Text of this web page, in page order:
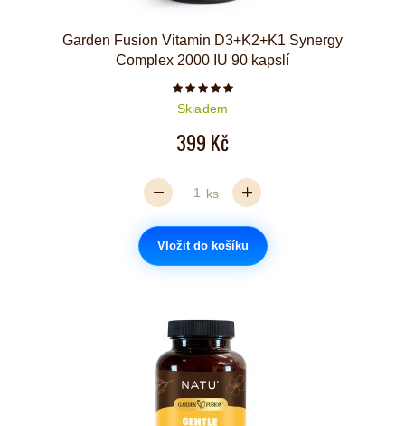
Garden Fusion Vitamin D3+K2+K1 Synergy
Complex 2000 IU 90 kapslí
Počet hvězdiček je 5 z 5
Skladem
399 Kč
ks
Vložit do košíku